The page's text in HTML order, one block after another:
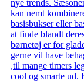
nye trends.
kan nemt
basisbukser eller
at finde blandt
børnetøj er for
gerne vil have
,til mange timers
cool og smarte ud.